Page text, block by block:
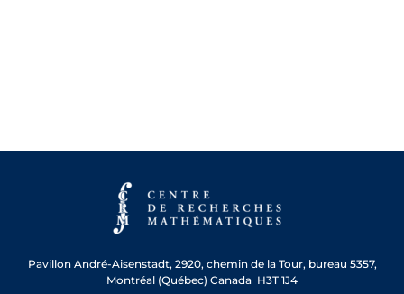
Pavillon André-Aisenstadt, 2920, chemin de la Tour, bureau 5357,
Montréal (Québec) Canada H3T 1J4